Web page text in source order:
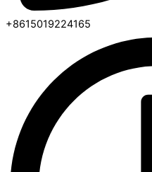
+8615019224165